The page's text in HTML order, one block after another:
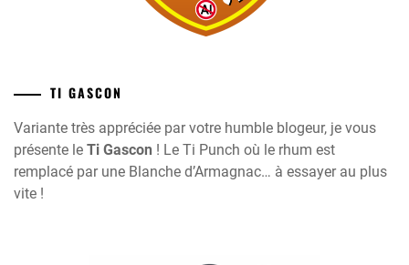
TI GASCON
Variante très appréciée par votre humble blogeur, je vous
présente le Ti Gascon ! Le Ti Punch où le rhum est
remplacé par une Blanche d’Armagnac… à essayer au plus
vite !